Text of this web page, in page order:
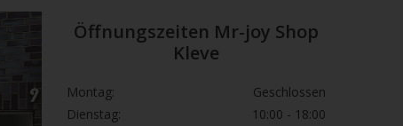
Öffnungszeiten Mr-joy Shop
Kleve
Montag:
Geschlossen
Dienstag:
10:00 - 18:00